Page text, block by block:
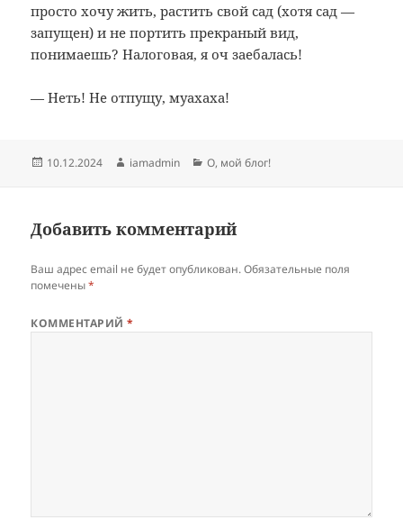
просто хочу жить, растить свой сад (хотя сад —
запущен) и не портить прекраный вид,
понимаешь? Налоговая, я оч заебалась!
— Неть! Не отпущу, муахаха!
Опубликовано
10.12.2024 Автор
iamadmin Рубрики
О, мой блог!
Добавить комментарий
Ваш адрес email не будет опубликован. Обязательные поля
помечены*
КОММЕНТАРИЙ*